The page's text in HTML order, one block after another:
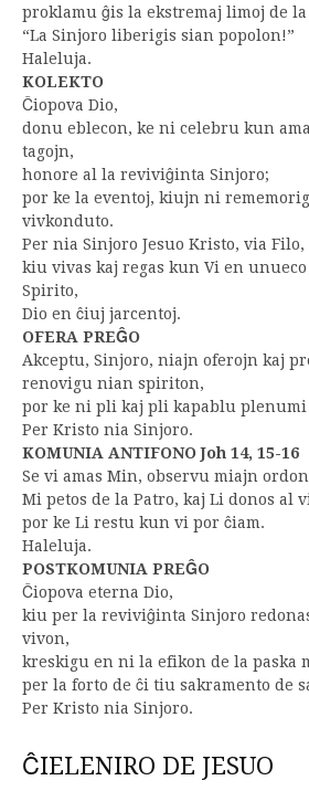
proklamu ĝis la ekstremaj limoj de la
“La Sinjoro liberigis sian popolon!”
Haleluja.
KOLEKTO
Ĉiopova Dio,
donu eblecon, ke ni celebru kun
tagojn,
honore al la reviviĝinta Sinjoro;
por ke la eventoj, kiujn ni
vivkonduto.
Per nia Sinjoro Jesuo Kristo, via Filo,
kiu vivas kaj regas kun Vi en
Spirito,
Dio en ĉiuj jarcentoj.
OFERA PREĜO
Akceptu, Sinjoro, niajn oferojn kaj
renovigu nian spiriton,
por ke ni pli kaj pli kapablu
Per Kristo nia Sinjoro.
KOMUNIA ANTIFONO Joh 14, 15-16
Se vi amas Min, observu miajn
Mi petos de la Patro, kaj Li donos al
por ke Li restu kun vi por ĉiam.
Haleluja.
POSTKOMUNIA PREĜO
Ĉiopova eterna Dio,
kiu per la reviviĝinta Sinjoro
vivon,
kreskigu en ni la efikon de la paska
per la forto de ĉi tiu sakramento de
Per Kristo nia Sinjoro.
ĈIELENIRO DE JESUO